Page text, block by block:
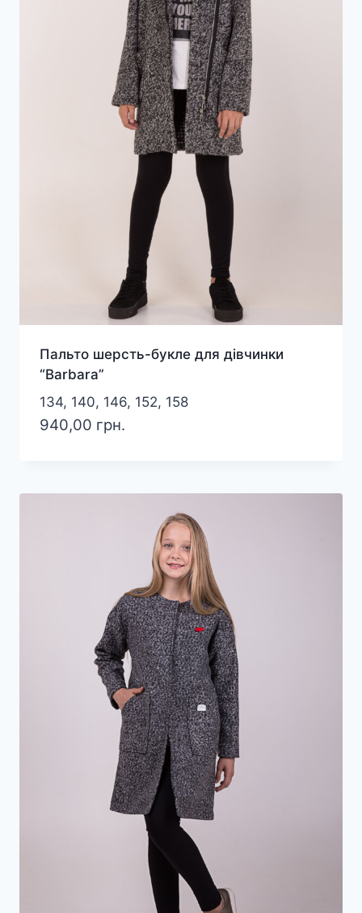
Пальто шерсть-букле для дівчинки
“Barbara”
134, 140, 146, 152, 158
940,00 грн.